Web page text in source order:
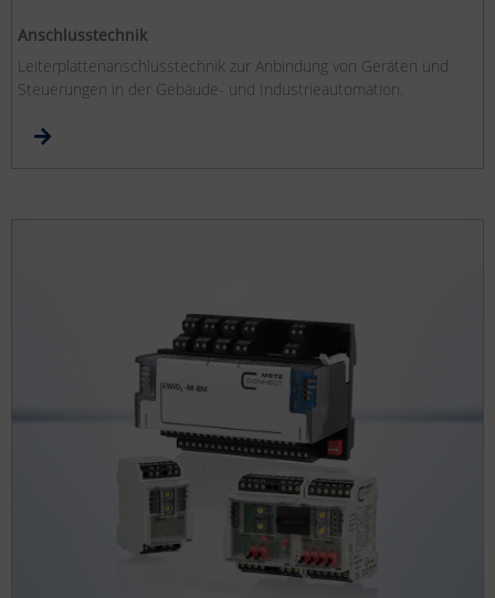
Anschlusstechnik
Leiterplattenanschlusstechnik zur Anbindung von Geräten und
Steuerungen in der Gebäude- und Industrieautomation.